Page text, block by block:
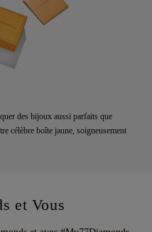
des bijoux aussi parfaits que
célèbre boîte jaune, soigneusement
et Vous